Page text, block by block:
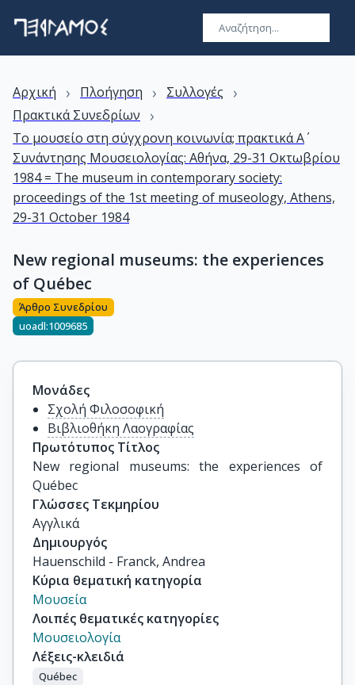
Αρχική › Πλοήγηση › Συλλογές ›
Πρακτικά Συνεδρίων ›
Το μουσείο στη σύγχρονη κοινωνία; πρακτικά Α΄
Συνάντησης Μουσειολογίας: Αθήνα, 29-31 Οκτωβρίου
1984 = The museum in contemporary society:
proceedings of the 1st meeting of museology, Athens,
29-31 October 1984
New regional museums: the experiences
of Québec
Άρθρο Συνεδρίου
uoadl:1009685
Μονάδες
Σχολή Φιλοσοφική
Βιβλιοθήκη Λαογραφίας
Πρωτότυπος Τίτλος
New regional museums: the experiences of
Québec
Γλώσσες Τεκμηρίου
Αγγλικά
Δημιουργός
Hauenschild - Franck, Andrea
Κύρια θεματική κατηγορία
Μουσεία
Λοιπές θεματικές κατηγορίες
Μουσειολογία
Λέξεις-κλειδιά
Québec